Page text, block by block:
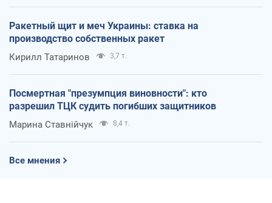
Ракетный щит и меч Украины: ставка на
производство собственных ракет
Кирилл Татаринов 3,7 т.
Посмертная "презумпция виновности": кто
разрешил ТЦК судить погибших защитников
Марина Ставнійчук 8,4 т.
Все мнения